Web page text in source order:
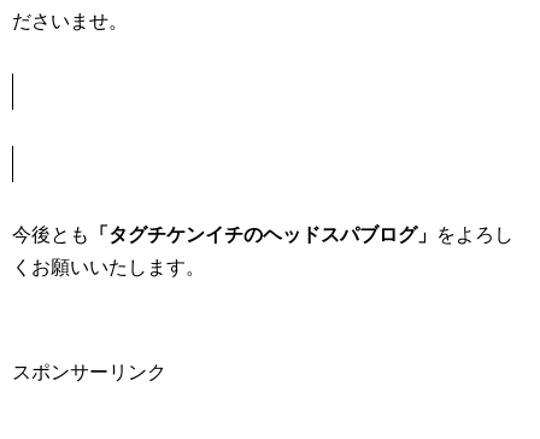
ださいませ。
今後とも 「タグチケンイチのヘッドスパブログ」 をよろし
くお願いいたします。
スポンサーリンク